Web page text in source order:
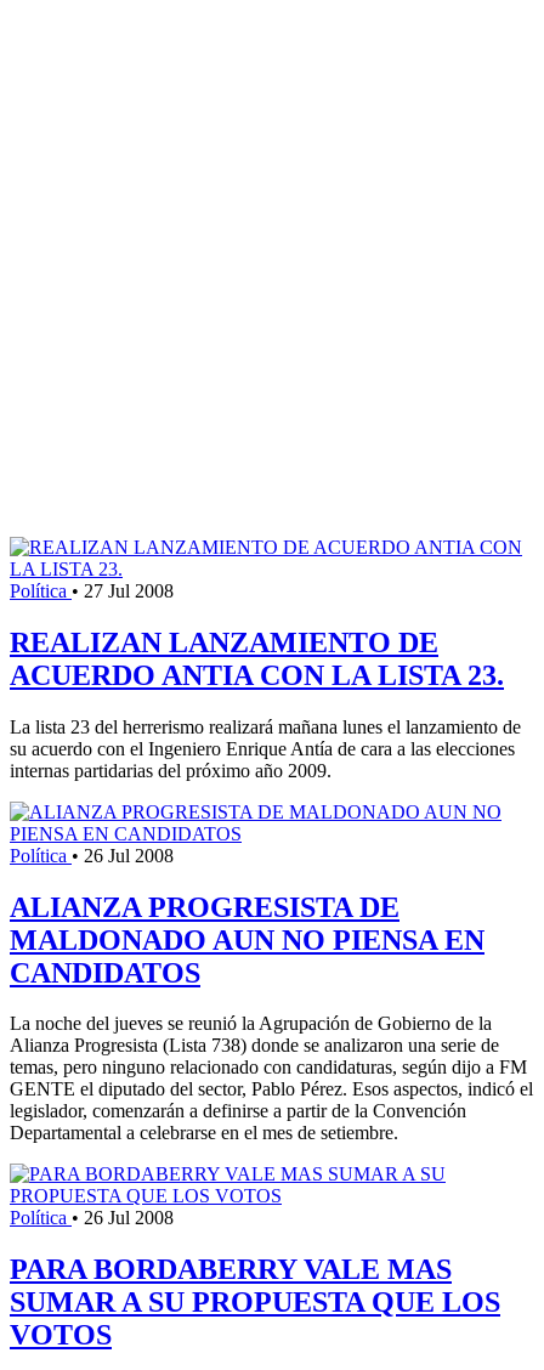
Política • 27 Jul 2008
REALIZAN LANZAMIENTO DE
ACUERDO ANTIA CON LA LISTA 23.
La lista 23 del herrerismo realizará mañana lunes el lanzamiento de
su acuerdo con el Ingeniero Enrique Antía de cara a las elecciones
internas partidarias del próximo año 2009.
Política • 26 Jul 2008
ALIANZA PROGRESISTA DE
MALDONADO AUN NO PIENSA EN
CANDIDATOS
La noche del jueves se reunió la Agrupación de Gobierno de la
Alianza Progresista (Lista 738) donde se analizaron una serie de
temas, pero ninguno relacionado con candidaturas, según dijo a FM
GENTE el diputado del sector, Pablo Pérez. Esos aspectos, indicó el
legislador, comenzarán a definirse a partir de la Convención
Departamental a celebrarse en el mes de setiembre.
Política • 26 Jul 2008
PARA BORDABERRY VALE MAS
SUMAR A SU PROPUESTA QUE LOS
VOTOS